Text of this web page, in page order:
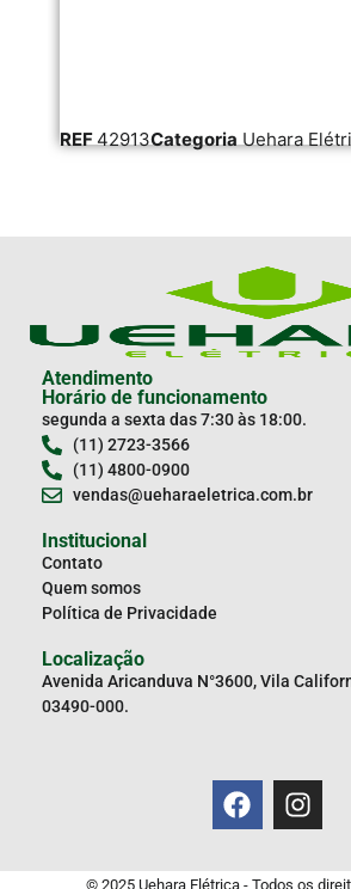
REF42913Categoria Uehara
Atendimento
Horário de funcionamento
segunda a sexta das 7:30 às 18:00.
(11) 2723-3566
(11) 4800-0900
vendas@ueharaeletrica.com.br
Institucional
Contato
Quem somos
Política de Privacidade
Localização
Avenida Aricanduva N°3600, Vila
03490-000.
© 2025 Uehara Elétrica - Todos os